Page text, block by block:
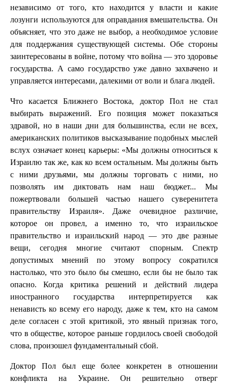
независимо от того, кто находится у власти и какие
лозунги используются для оправдания вмешательства. Он
объясняет, что это даже не выбор, а необходимое условие
для поддержания существующей системы. Обе стороны
заинтересованы в войне, потому что война — это здоровье
государства. А само государство уже давно захвачено и
управляется интересами, далекими от воли и блага людей.
Что касается Ближнего Востока, доктор Пол не стал
выбирать выражений. Его позиция может показаться
здравой, но в наши дни для большинства, если не всех,
американских политиков высказывание подобных мыслей
вслух означает конец карьеры: «Мы должны относиться к
Израилю так же, как ко всем остальным. Мы должны быть
с ними друзьями, мы должны торговать с ними, но
позволять им диктовать нам наш бюджет... Мы
пожертвовали большей частью нашего суверенитета
правительству Израиля». Даже очевидное различие,
которое он провел, а именно то, что израильское
правительство и израильский народ — это две разные
вещи, сегодня многие считают спорным. Спектр
допустимых мнений по этому вопросу сократился
настолько, что это было бы смешно, если бы не было так
опасно. Когда критика решений и действий лидера
иностранного государства интерпретируется как
ненависть ко всему его народу, даже к тем, кто на самом
деле согласен с этой критикой, это явный признак того,
что в обществе, которое раньше гордилось своей свободой
слова, произошел фундаментальный сбой.
Доктор Пол был еще более конкретен в отношении
конфликта на Украине. Он решительно отверг